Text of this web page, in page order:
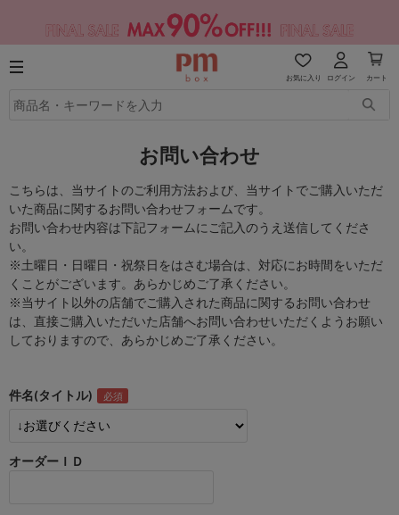
お気に入り ログイン カート
お問い合わせ
こちらは、当サイトのご利用方法および、当サイトでご購入いただ
いた商品に関するお問い合わせフォームです。
お問い合わせ内容は下記フォームにご記入のうえ送信してくださ
い。
※土曜日・日曜日・祝祭日をはさむ場合は、対応にお時間をいただ
くことがございます。あらかじめご了承ください。
※当サイト以外の店舗でご購入された商品に関するお問い合わせ
は、直接ご購入いただいた店舗へお問い合わせいただくようお願い
しておりますので、あらかじめご了承ください。
件名(タイトル)
オーダーＩＤ